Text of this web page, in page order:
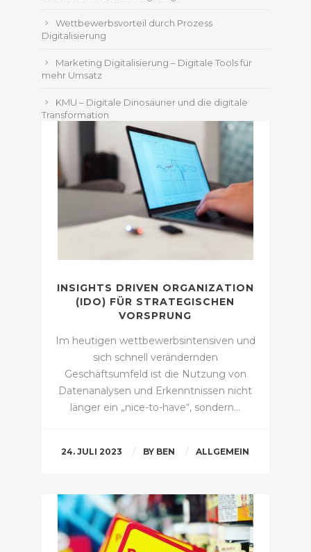
Wettbewerbsvorteil durch Prozess
Digitalisierung
Marketing Digitalisierung – Digitale Tools für
mehr Umsatz
KMU – Digitale Dinosaurier und die digitale
Transformation
INSIGHTS DRIVEN ORGANIZATION
(IDO) FÜR STRATEGISCHEN
VORSPRUNG
Im heutigen wettbewerbsintensiven und
sich schnell verändernden
Geschäftsumfeld ist die Nutzung von
Datenanalysen und Erkenntnissen nicht
länger ein „nice-to-have“, sondern…
24. JULI 2023 BY BEN ALLGEMEIN